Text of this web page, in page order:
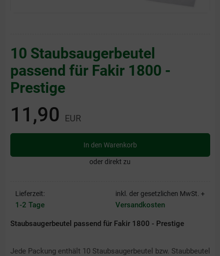
10 Staubsaugerbeutel
passend für Fakir 1800 -
Prestige
11,90 EUR
In den Warenkorb
oder direkt zu
Lieferzeit:
1-2 Tage
inkl. der gesetzlichen MwSt. +
Versandkosten
Staubsaugerbeutel passend für Fakir 1800 - Prestige
Jede Packung enthält 10 Staubsaugerbeutel bzw. Staubbeutel